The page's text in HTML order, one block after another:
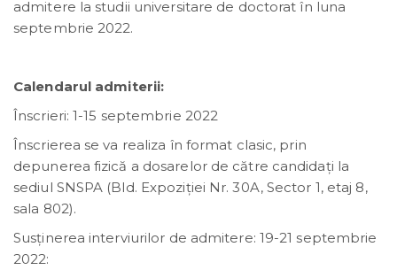
admitere la studii universitare de doctorat în luna
septembrie 2022.
Calendarul admiterii:
Înscrieri: 1-15 septembrie 2022
Înscrierea se va realiza în format clasic, prin
depunerea fizică a dosarelor de către candidați la
sediul SNSPA (Bld. Expoziției Nr. 30A, Sector 1, etaj 8,
sala 802).
Susținerea interviurilor de admitere: 19-21 septembrie
2022: